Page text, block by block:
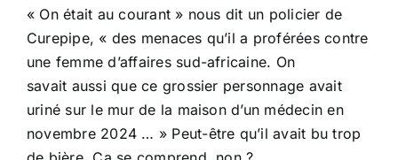
« On était au courant » nous dit un policier de
Curepipe, « des menaces qu’il a proférées contre
une femme d’affaires sud-africaine. On
savait aussi que ce grossier personnage avait
uriné sur le mur de la maison d’un médecin en
novembre 2024 … » Peut-être qu’il avait bu trop